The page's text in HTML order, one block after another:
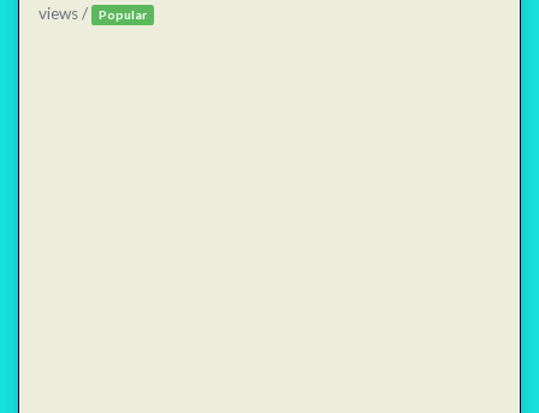
views /
Popular